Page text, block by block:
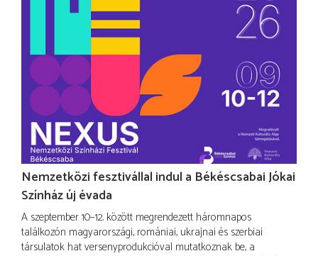
Nemzetközi fesztivállal indul a Békéscsabai Jókai
Színház új évada
A szeptember 10–12. között megrendezett háromnapos
találkozón magyarországi, romániai, ukrajnai és szerbiai
társulatok hat versenyprodukcióval mutatkoznak be, a